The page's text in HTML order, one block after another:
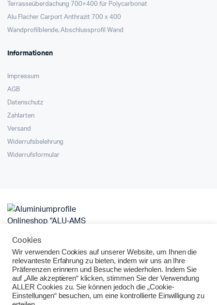
Terrasseüberdachung 700×400 für Polycarbonat
Alu Flacher Carport Anthrazit 700 x 400
Wandprofilblende, Abschlussprofil Wand
Informationen
Impressum
AGB
Datenschutz
Zahlarten
Versand
Widerrufsbelehrung
Widerrufsformular
Alu Konstruktionsprofile
Alu Montageprofil
Aluminium Großhandel
Aluminium Systemprofile
Dichtungen
Gummidichtung
Sichtschutz Terrasse
Terrassendach Alu Bausatz
Terrassenüberdachung Alu
Überdachung Terrasse
Cookies
Wir verwenden Cookies auf unserer Website, um Ihnen die
relevanteste Erfahrung zu bieten, indem wir uns an Ihre
Präferenzen erinnern und Besuche wiederholen. Indem Sie
auf „Alle akzeptieren“ klicken, stimmen Sie der Verwendung
ALLER Cookies zu. Sie können jedoch die „Cookie-
Einstellungen“ besuchen, um eine kontrollierte Einwilligung zu